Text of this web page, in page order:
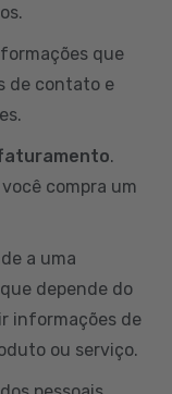
que
de contato e
.
compra um
a uma
depende do
informações de
ou serviço.